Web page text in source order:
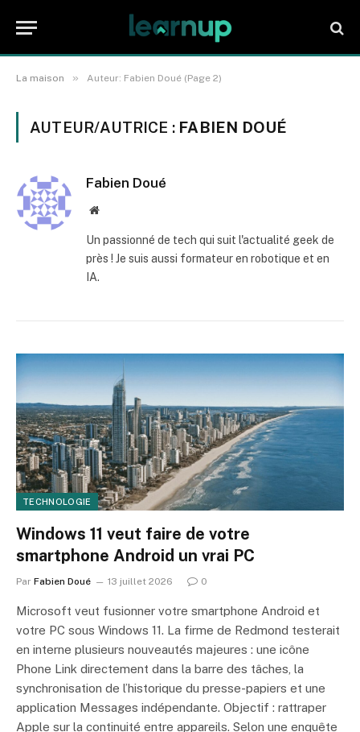
La maison » Auteur: Fabien Doué (Page 2)
AUTEUR/AUTRICE : FABIEN DOUÉ
Fabien Doué
Site
Un passionné de tech qui suit l'actualité geek de
près ! Je suis aussi formateur en robotique et en
IA.
TECHNOLOGIE
Windows 11 veut faire de votre
smartphone Android un vrai PC
Par Fabien Doué 13 juillet 2026 0
Microsoft veut fusionner votre smartphone Android et
votre PC sous Windows 11. La firme de Redmond testerait
en interne plusieurs nouveautés majeures : une icône
Phone Link directement dans la barre des tâches, la
synchronisation de l’historique du presse-papiers et une
application Messages indépendante. Objectif : rattraper
Apple sur la continuité entre appareils. Selon une enquête